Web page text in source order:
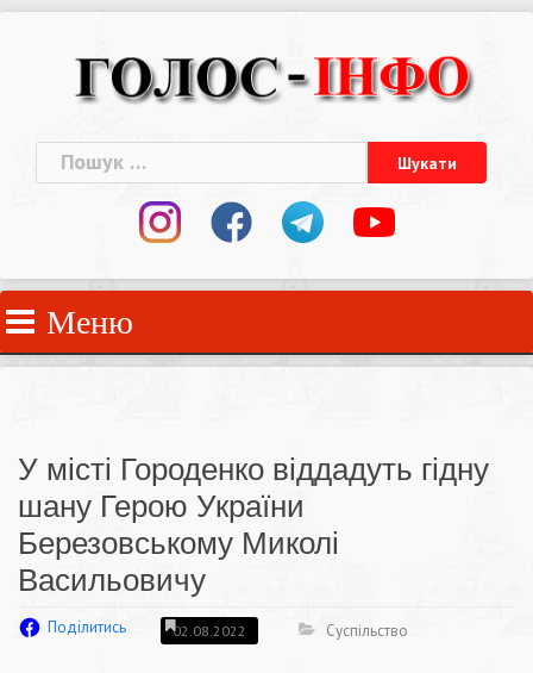
Пошук:
Меню
У місті Городенко віддадуть гідну
шану Герою України
Березовському Миколі
Васильовичу
Поділитись 02.08.2022 Суспільство